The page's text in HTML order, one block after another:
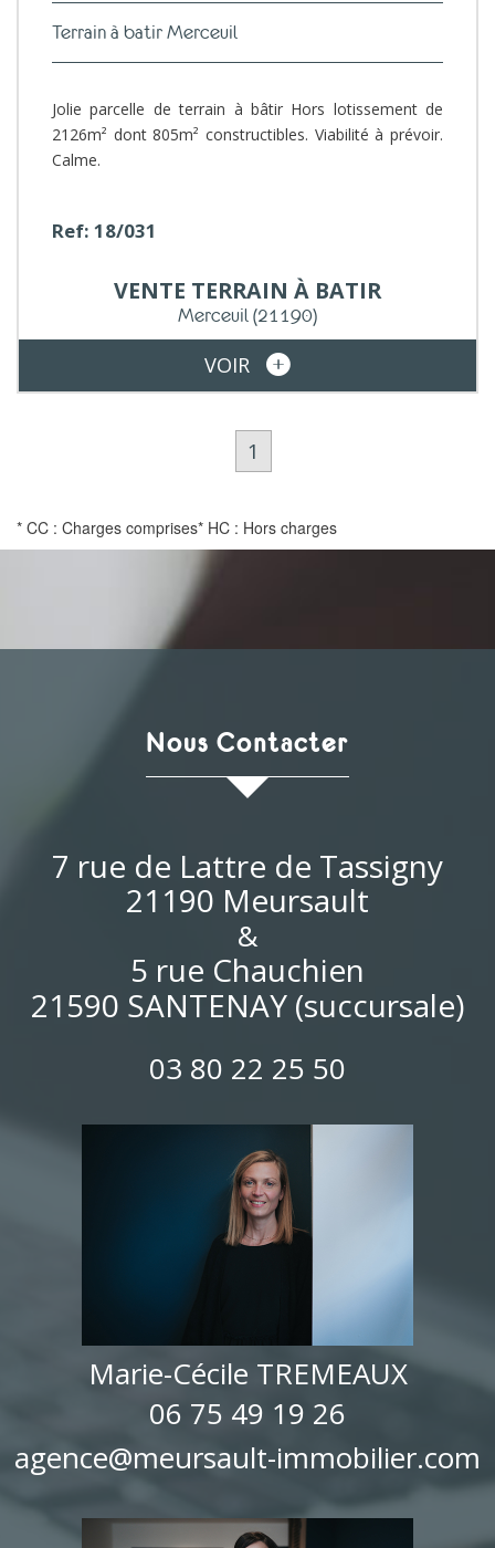
Terrain à batir Merceuil
Jolie parcelle de terrain à bâtir Hors lotissement de
2126m² dont 805m² constructibles. Viabilité à prévoir.
Calme.
Ref: 18/031
VENTE TERRAIN À BATIR
Merceuil (21190)
VOIR
1
* CC : Charges comprises* HC : Hors charges
Nous Contacter
7 rue de Lattre de Tassigny
21190 Meursault
&
5 rue Chauchien
21590 SANTENAY (succursale)
03 80 22 25 50
Marie-Cécile TREMEAUX
06 75 49 19 26
agence@meursault-immobilier.com